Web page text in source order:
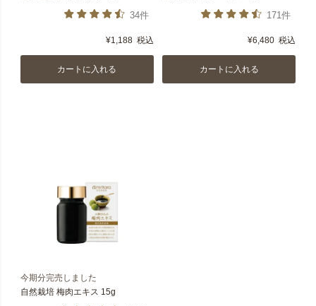
34件
¥1,188 税込
カートに入れる
171件
¥6,480 税込
カートに入れる
今期分完売しました
自然栽培 梅肉エキス 15g